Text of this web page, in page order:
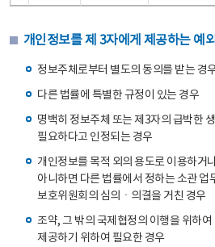
개인정보를 제 3자에게 제공하는 예
정보주체로부터 별도의 동의를 받는 경
다른 법률에 특별한 규정이 있는 경우
명백히 정보주체 또는 제3자의 급박한
필요하다고 인정되는 경우
개인정보를 목적 외의 용도로 이용하거
아니하면 다른 법률에서 정하는 소관 업
보호위원회의 심의ㆍ의결을 거친 경우
조약, 그 밖의 국제협정의 이행을 위하여
제공하기 위하여 필요한 경우